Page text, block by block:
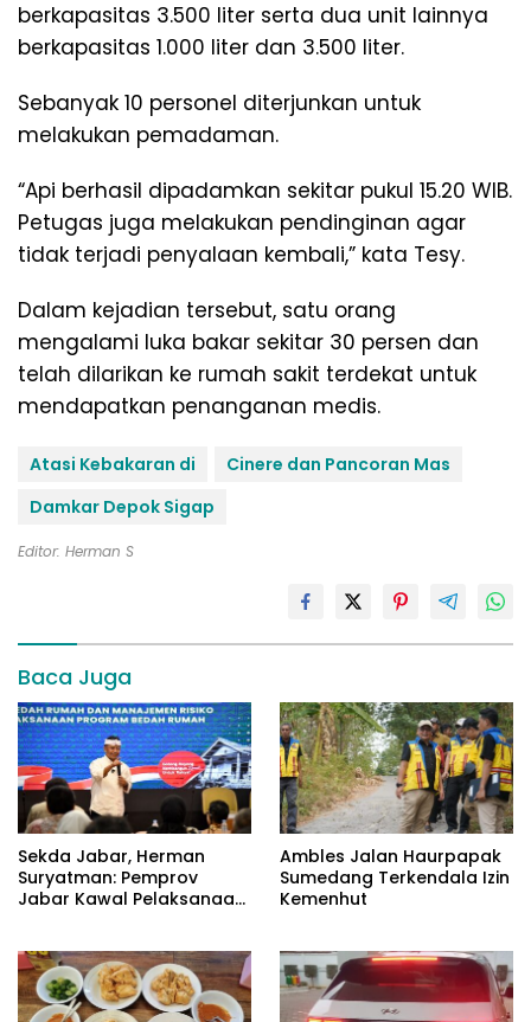
berkapasitas 3.500 liter serta dua unit lainnya
berkapasitas 1.000 liter dan 3.500 liter.
Sebanyak 10 personel diterjunkan untuk
melakukan pemadaman.
“Api berhasil dipadamkan sekitar pukul 15.20 WIB.
Petugas juga melakukan pendinginan agar
tidak terjadi penyalaan kembali,” kata Tesy.
Dalam kejadian tersebut, satu orang
mengalami luka bakar sekitar 30 persen dan
telah dilarikan ke rumah sakit terdekat untuk
mendapatkan penanganan medis.
Atasi Kebakaran di
Cinere dan Pancoran Mas
Damkar Depok Sigap
Editor: Herman S
Baca Juga
Sekda Jabar, Herman
Suryatman: Pemprov
Jabar Kawal Pelaksanaan
Ambles Jalan Haurpapak
Sumedang Terkendala Izin
Kemenhut